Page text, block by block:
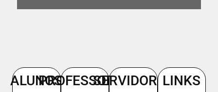
ALUNOSPROFESSORESSERVIDORESLINKS